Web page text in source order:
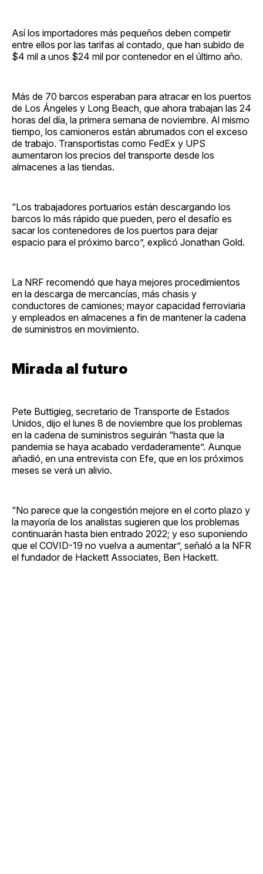
Así los importadores más pequeños deben competir
entre ellos por las tarifas al contado, que han subido de
$4 mil a unos $24 mil por contenedor en el último año.
Más de 70 barcos esperaban para atracar en los puertos
de Los Ángeles y Long Beach, que ahora trabajan las 24
horas del día, la primera semana de noviembre. Al mismo
tiempo, los camioneros están abrumados con el exceso
de trabajo. Transportistas como FedEx y UPS
aumentaron los precios del transporte desde los
almacenes a las tiendas.
“Los trabajadores portuarios están descargando los
barcos lo más rápido que pueden, pero el desafío es
sacar los contenedores de los puertos para dejar
espacio para el próximo barco”, explicó Jonathan Gold.
La NRF recomendó que haya mejores procedimientos
en la descarga de mercancías, más chasis y
conductores de camiones; mayor capacidad ferroviaria
y empleados en almacenes a fin de mantener la cadena
de suministros en movimiento.
Mirada al futuro
Pete Buttigieg, secretario de Transporte de Estados
Unidos, dijo el lunes 8 de noviembre que los problemas
en la cadena de suministros seguirán “hasta que la
pandemia se haya acabado verdaderamente”. Aunque
añadió, en una entrevista con Efe, que en los próximos
meses se verá un alivio.
“No parece que la congestión mejore en el corto plazo y
la mayoría de los analistas sugieren que los problemas
continuarán hasta bien entrado 2022; y eso suponiendo
que el COVID-19 no vuelva a aumentar”, señaló a la NFR
el fundador de Hackett Associates, Ben Hackett.